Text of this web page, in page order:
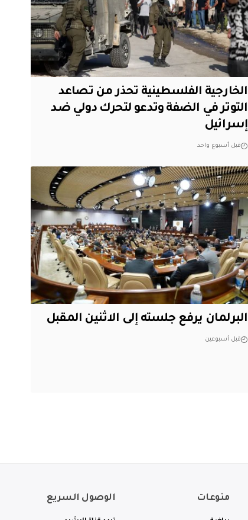
الخارجية الفلسطينية تحذر من تصاعد
التوتر في الضفة وتدعو لتحرك دولي ضد
إسرائيل
قبل أسبوع واحد
البرلمان يرفع جلسته إلى الاثنين المقبل
قبل أسبوعين
منوعات الوصول السريع